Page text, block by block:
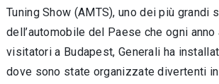
Tuning Show (AMTS), uno dei più grandi
dell’automobile del Paese che ogni
visitatori a Budapest, Generali ha
dove sono state organizzate divertenti